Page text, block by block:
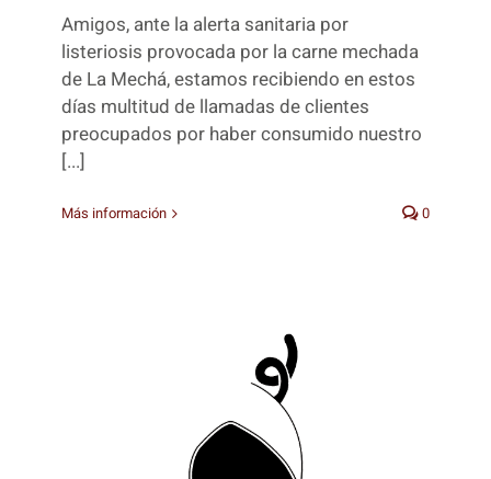
Amigos, ante la alerta sanitaria por
listeriosis provocada por la carne mechada
de La Mechá, estamos recibiendo en estos
días multitud de llamadas de clientes
preocupados por haber consumido nuestro
[...]
Más información 0